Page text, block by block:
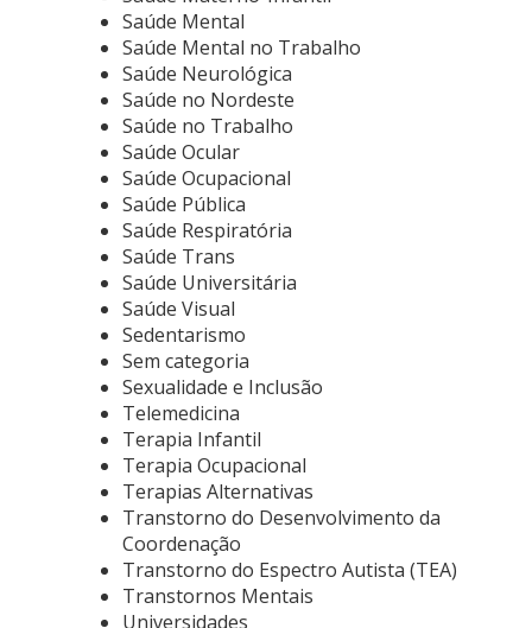
Saúde Mental
Saúde Mental no Trabalho
Saúde Neurológica
Saúde no Nordeste
Saúde no Trabalho
Saúde Ocular
Saúde Ocupacional
Saúde Pública
Saúde Respiratória
Saúde Trans
Saúde Universitária
Saúde Visual
Sedentarismo
Sem categoria
Sexualidade e Inclusão
Telemedicina
Terapia Infantil
Terapia Ocupacional
Terapias Alternativas
Transtorno do Desenvolvimento da
Coordenação
Transtorno do Espectro Autista (TEA)
Transtornos Mentais
Universidades